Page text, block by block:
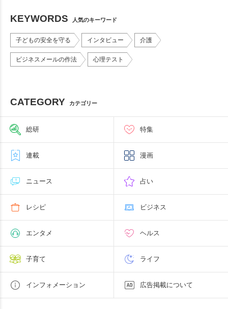
KEYWORDS 人気のキーワード
子どもの安全を守る インタビュー 介護
ビジネスメールの作法 心理テスト
CATEGORY カテゴリー
総研 特集
連載 漫画
ニュース 占い
レシピ ビジネス
エンタメ ヘルス
子育て ライフ
インフォメーション 広告掲載について